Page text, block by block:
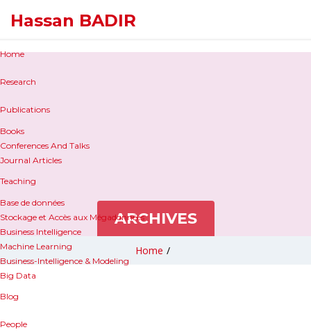
Hassan BADIR
Home
Research
Publications
Books
Conferences And Talks
Journal Articles
Teaching
Base de données
Stockage et Accès aux Mégadonnées
Business Intelligence
Machine Learning
Business-Intelligence & Modeling
Big Data
Blog
People
ARCHIVES
Home /